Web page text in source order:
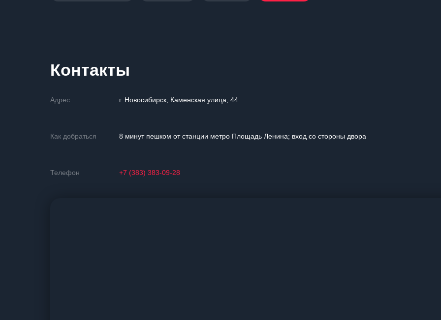
Контакты
Адрес г. Новосибирск, Каменская улица, 44
Как добраться 8 минут пешком от станции метро Площадь Ленина; вход со стороны двора
Телефон +7 (383) 383-09-28